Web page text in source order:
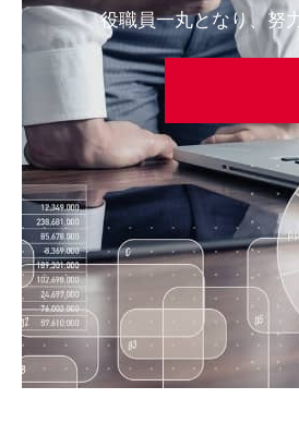
役職員一丸となり、努